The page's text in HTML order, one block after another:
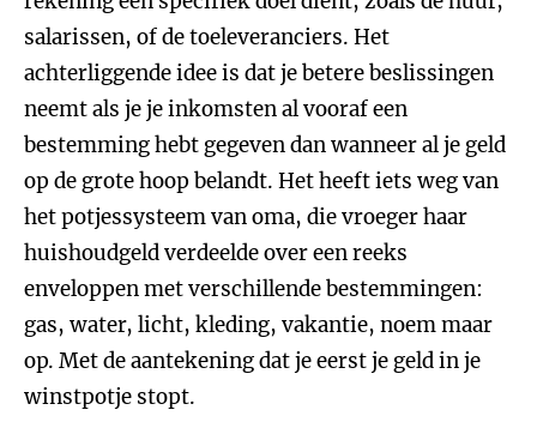
salarissen, of de toeleveranciers. Het
achterliggende idee is dat je betere beslissingen
neemt als je je inkomsten al vooraf een
bestemming hebt gegeven dan wanneer al je geld
op de grote hoop belandt. Het heeft iets weg van
het potjessysteem van oma, die vroeger haar
huishoudgeld verdeelde over een reeks
enveloppen met verschillende bestemmingen:
gas, water, licht, kleding, vakantie, noem maar
op. Met de aantekening dat je eerst je geld in je
winstpotje stopt.